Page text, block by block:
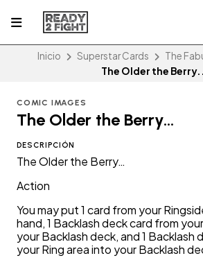
Inicio Superstar Cards
The
The Older the
COMIC IMAGES
The Older the Berry...
DESCRIPCIÓN
The Older the Berry…
Action
You may put 1 card from your
hand, 1 Backlash deck card from
your Backlash deck, and 1 Backlash
your Ring area into your Backlash